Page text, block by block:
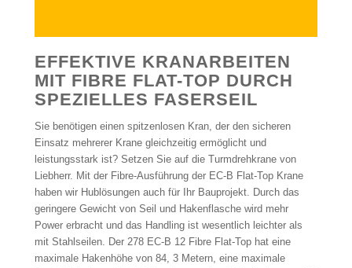
EFFEKTIVE KRANARBEITEN
MIT FIBRE FLAT-TOP DURCH
SPEZIELLES FASERSEIL
Sie benötigen einen spitzenlosen Kran, der den sicheren
Einsatz mehrerer Krane gleichzeitig ermöglicht und
leistungsstark ist? Setzen Sie auf die Turmdrehkrane von
Liebherr. Mit der Fibre-Ausführung der EC-B Flat-Top Krane
haben wir Hublösungen auch für Ihr Bauprojekt. Durch das
geringere Gewicht von Seil und Hakenflasche wird mehr
Power erbracht und das Handling ist wesentlich leichter als
mit Stahlseilen. Der 278 EC-B 12 Fibre Flat-Top hat eine
maximale Hakenhöhe von 84, 3 Metern, eine maximale